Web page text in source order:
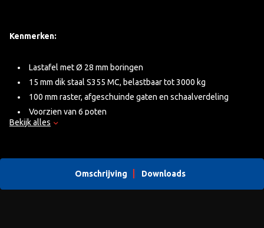
Kenmerken:
Lastafel met Ø 28 mm boringen
15 mm dik staal S355 MC, belastbaar tot 3000 kg
100 mm raster, afgeschuinde gaten en schaalverdeling
Voorzien van 6 poten
Verkrijgbaar in meerdere afmetingen met verstelbare
Bekijk alles
Omschrijving Downloads